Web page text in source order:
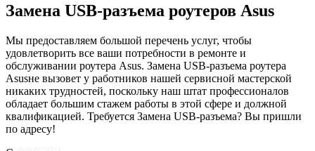
Замена USB-разъема роутеров Asus
Мы предоставляем большой перечень услуг, чтобы
удовлетворить все ваши потребности в ремонте и
обслуживании роутера Asus. Замена USB-разъема роутера
Asusне вызовет у работников нашей сервисной мастерской
никаких трудностей, поскольку наш штат профессионалов
обладает большим стажем работы в этой сфере и должной
квалификацией. Требуется Замена USB-разъема? Вы пришли
по адресу!